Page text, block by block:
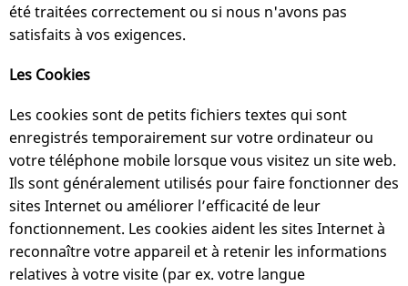
été traitées correctement ou si nous n'avons pas
satisfaits à vos exigences.
Les Cookies
Les cookies sont de petits fichiers textes qui sont
enregistrés temporairement sur votre ordinateur ou
votre téléphone mobile lorsque vous visitez un site web.
Ils sont généralement utilisés pour faire fonctionner des
sites Internet ou améliorer l’efficacité de leur
fonctionnement. Les cookies aident les sites Internet à
reconnaître votre appareil et à retenir les informations
relatives à votre visite (par ex. votre langue